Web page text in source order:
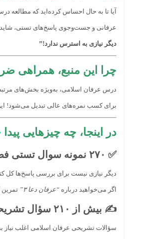
آیا تا به حال احساس کرده‌اید که مطالعه
عرفانی و جست‌وجوی پاسخ‌های تستی، شاید
دیگر نیازی به استرس ندارد!”
چرا این منبع، همراهی
درس عرفان اسلامی، به‌ویژه بخش‌های
برای کسب نمره‌های عالی تبدیل می‌شود!
در اینجا، چه چیزهایی
✅ ۲۷۰ نمونه سوال تستی فصل‌به‌فصل + پاسخ فوری
دیگر نیازی نیست برای بررسی پاسخ‌ها کل
اگر می‌خواهید درباره“عرفان دعا ۳” تمرین
✍️ بیش از ۲۱۰ سؤال تشریحی با پاسخ‌های استاندارد
سؤالات تشریحی عرفان اسلامی اغلب نیاز